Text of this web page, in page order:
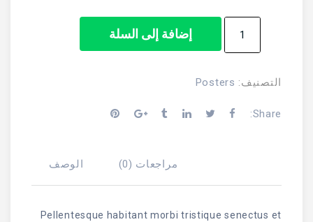
Ship
Idea
إضافة إلى السلة
التصنيف: Posters
Share:
الوصف مراجعات (0)
Pellentesque habitant morbi tristique senectus et